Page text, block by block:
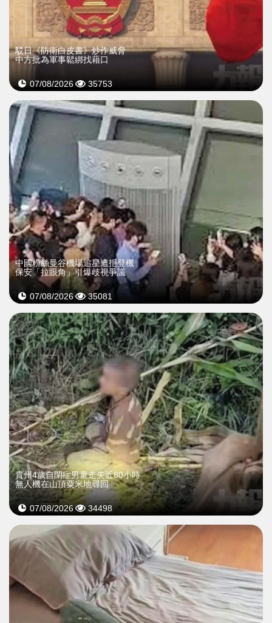
駁日《防衛白皮書》炒作威脅
中方批為軍事鬆綁找藉口
07/08/2026 35753
中國粉絲曼谷機場追星遭拒登機
保安「拉眼角」引爆歧視爭議
07/08/2026 35081
貴州4歲自閉症男童走失近80小時
無人機在山頂粟米地尋回
07/08/2026 34498